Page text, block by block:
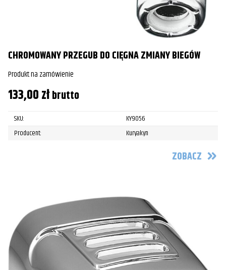
CHROMOWANY PRZEGUB DO CIĘGNA ZMIANY BIEGÓW
Produkt na zamówienie
133,00złbrutto
SKU:
KY9056
Producent:
Kuryakyn
ZOBACZ